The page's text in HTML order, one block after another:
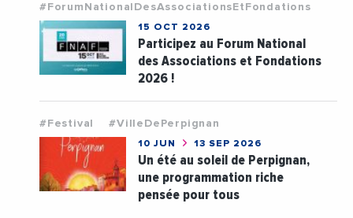
#ForumNationalDesAssociationsEtFondations
15 OCT 2026
Participez au Forum National
des Associations et Fondations
2026 !
#Festival #VilleDePerpignan
10 JUN 13 SEP 2026
Un été au soleil de Perpignan,
une programmation riche
pensée pour tous